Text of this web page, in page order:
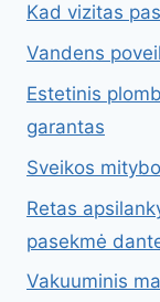
Kad vizitas
Vandens
Estetinis
garantas
Sveikos
Retas
pasekmė
Vakuuminis